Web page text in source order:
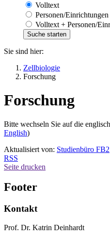
Volltext
Personen/Einrichtungen
Volltext + Personen/
Sie sind hier:
Zellbiologie
Forschung
Forschung
Bitte wechseln Sie auf die
English)
Aktualisiert von: Studienbüro FB2
RSS
Seite drucken
Footer
Kontakt
Prof. Dr. Katrin Deinhardt